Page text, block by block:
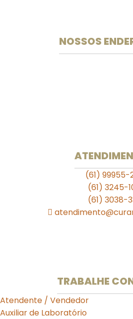
NOSSOS
(61) 99955-
(61) 3245-
(61) 3038-
TRABALHE
Atendente / Vendedor
Auxiliar de Laboratório